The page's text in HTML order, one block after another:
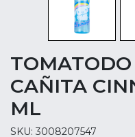
CAÑITA
ML
SKU: 3008207547